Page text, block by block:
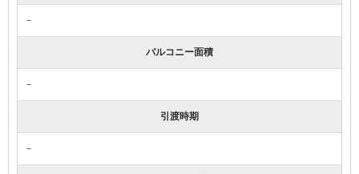
－
バルコニー面積
－
引渡時期
－